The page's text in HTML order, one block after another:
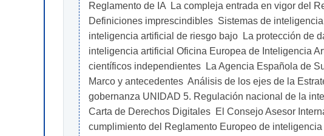
Reglamento de IA  La compleja entrada en vigor del
Definiciones imprescindibles  Sistemas de
inteligencia artificial de riesgo bajo  La protección de
inteligencia artificial Oficina Europea de Inteligencia
científicos independientes  La Agencia Española de
Marco y antecedentes  Análisis de los ejes de la
gobernanza UNIDAD 5. Regulación nacional de la
Carta de Derechos Digitales  El Consejo Asesor
cumplimiento del Reglamento Europeo de